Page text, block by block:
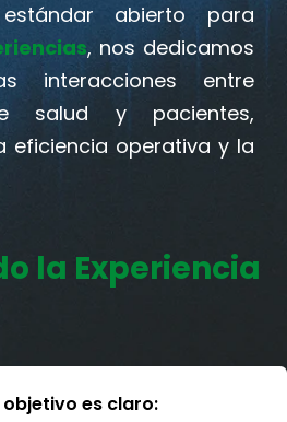
abierto para
, nos dedicamos
interacciones entre
salud y pacientes,
eficiencia operativa y la
la Experiencia
es claro: